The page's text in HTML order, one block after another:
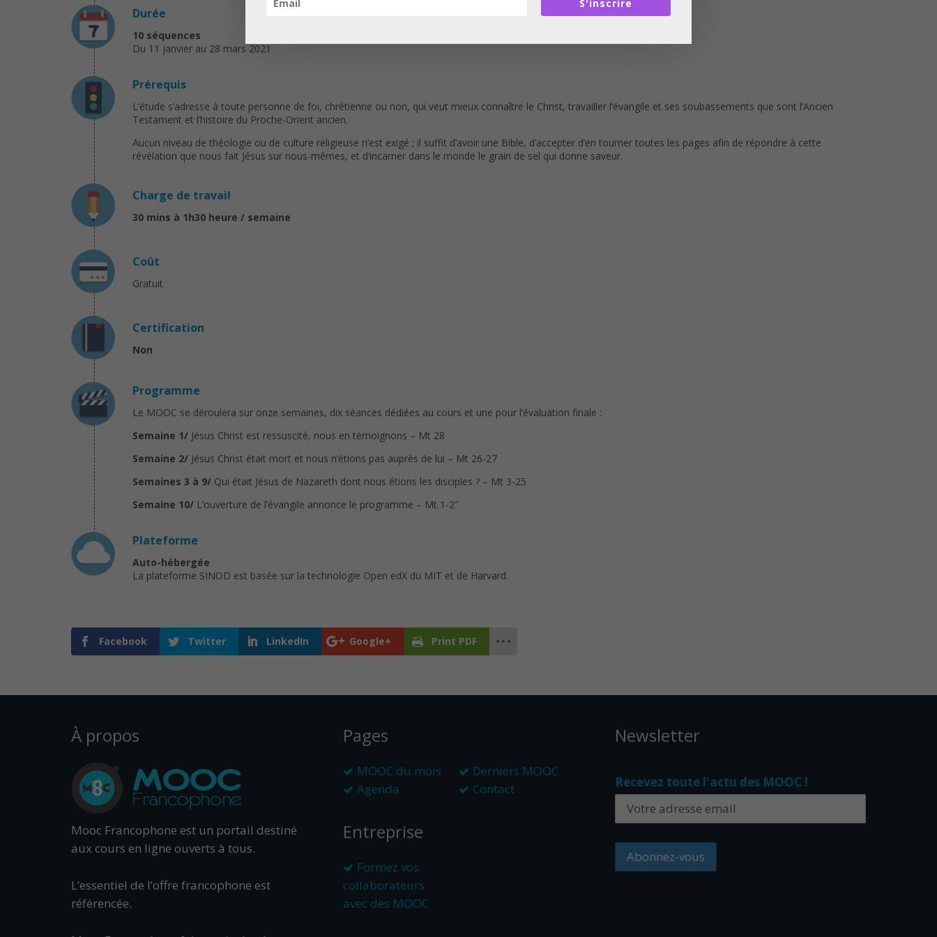
Durée
10 séquences
Du 11 janvier au 28 mars 2021
Prérequis
L’étude s’adresse à toute personne de foi, chrétienne ou non, qui veut mieux connaître le Christ, travailler l’évangile et ses soubassements que sont l’Ancien
Testament et l’histoire du Proche-Orient ancien.
Aucun niveau de théologie ou de culture religieuse n’est exigé ; il suffit d’avoir une Bible, d’accepter d’en tourner toutes les pages afin de répondre à cette
révélation que nous fait Jésus sur nous-mêmes, et d’incarner dans le monde le grain de sel qui donne saveur.
Charge de travail
30 mins à 1h30 heure / semaine
Coût
Gratuit
Certification
Non
Programme
Le MOOC se déroulera sur onze semaines, dix séances dédiées au cours et une pour l’évaluation finale :
Semaine 1/ Jésus Christ est ressuscité, nous en témoignons – Mt 28
Semaine 2/ Jésus Christ était mort et nous n’étions pas auprès de lui – Mt 26-27
Semaines 3 à 9/ Qui était Jésus de Nazareth dont nous étions les disciples ? – Mt 3-25
Semaine 10/ L’ouverture de l’évangile annonce le programme – Mt 1-2″
Plateforme
Auto-hébergée
La plateforme SINOD est basée sur la technologie Open edX du MIT et de Harvard.
Facebook Twitter LinkedIn Google+ Print PDF
À propos
Mooc Francophone est un portail destiné
aux cours en ligne ouverts à tous.
L’essentiel de l’offre francophone est
référencée.
Pages
MOOC du mois
Derniers MOOC
Agenda
Contact
Entreprise
Formez vos
collaborateurs
avec des MOOC
Newsletter
Recevez toute l'actu des MOOC !
S'inscrire